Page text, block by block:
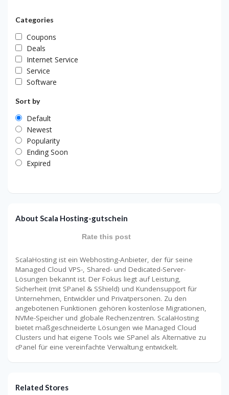
Categories
Coupons
Deals
Internet Service
Service
Software
Sort by
Default
Newest
Popularity
Ending Soon
Expired
About Scala Hosting-gutschein
Rate this post
ScalaHosting ist ein Webhosting-Anbieter, der für seine
Managed Cloud VPS-, Shared- und Dedicated-Server-
Lösungen bekannt ist. Der Fokus liegt auf Leistung,
Sicherheit (mit SPanel & SShield) und Kundensupport für
Unternehmen, Entwickler und Privatpersonen. Zu den
angebotenen Funktionen gehören kostenlose Migrationen,
NVMe-Speicher und globale Rechenzentren. ScalaHosting
bietet maßgeschneiderte Lösungen wie Managed Cloud
Clusters und hat eigene Tools wie SPanel als Alternative zu
cPanel für eine vereinfachte Verwaltung entwickelt.
Related Stores